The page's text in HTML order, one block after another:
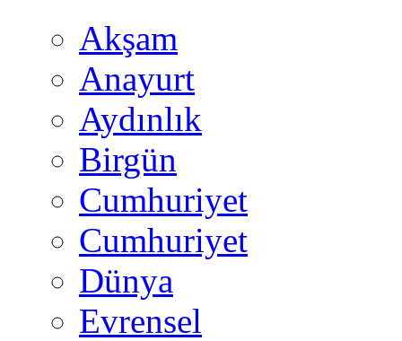
Akşam
Anayurt
Aydınlık
Birgün
Cumhuriyet
Cumhuriyet
Dünya
Evrensel